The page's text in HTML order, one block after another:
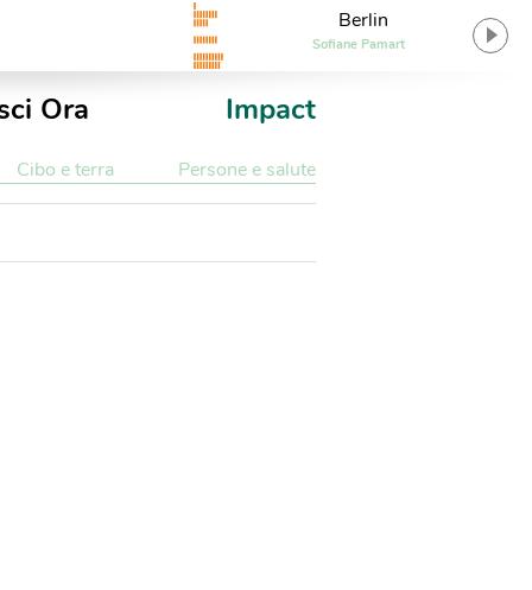
Berlin
Sofiane Pamart
Ora Impact
Cibo e terra Persone e salute